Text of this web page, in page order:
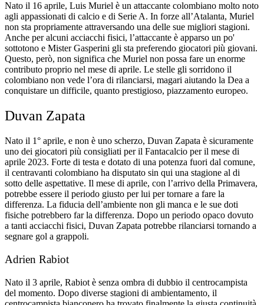
Nato il 16 aprile, Luis Muriel è un attaccante colombiano molto noto
agli appassionati di calcio e di Serie A. In forze all’Atalanta, Muriel
non sta propriamente attraversando una delle sue migliori stagioni.
Anche per alcuni acciacchi fisici, l’attaccante è apparso un po'
sottotono e Mister Gasperini gli sta preferendo giocatori più giovani.
Questo, però, non significa che Muriel non possa fare un enorme
contributo proprio nel mese di aprile. Le stelle gli sorridono il
colombiano non vede l’ora di rilanciarsi, magari aiutando la Dea a
conquistare un difficile, quanto prestigioso, piazzamento europeo.
Duvan Zapata
Nato il 1° aprile, e non è uno scherzo, Duvan Zapata è sicuramente
uno dei giocatori più consigliati per il Fantacalcio per il mese di
aprile 2023. Forte di testa e dotato di una potenza fuori dal comune,
il centravanti colombiano ha disputato sin qui una stagione al di
sotto delle aspettative. Il mese di aprile, con l’arrivo della Primavera,
potrebbe essere il periodo giusto per lui per tornare a fare la
differenza. La fiducia dell’ambiente non gli manca e le sue doti
fisiche potrebbero far la differenza. Dopo un periodo opaco dovuto
a tanti acciacchi fisici, Duvan Zapata potrebbe rilanciarsi tornando a
segnare gol a grappoli.
Adrien Rabiot
Nato il 3 aprile, Rabiot è senza ombra di dubbio il centrocampista
del momento. Dopo diverse stagioni di ambientamento, il